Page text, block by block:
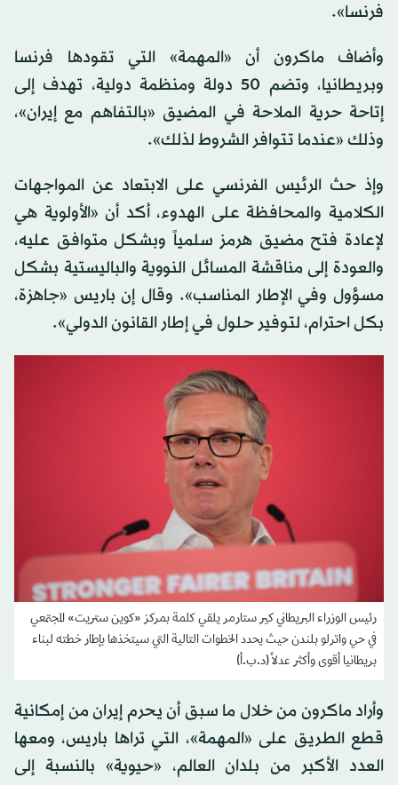
فرنسا».
وأضاف ماكرون أن «المهمة» التي تقودها فرنسا
وبريطانيا، وتضم 50 دولة ومنظمة دولية، تهدف إلى
إتاحة حرية الملاحة في المضيق «بالتفاهم مع إيران»،
وذلك «عندما تتوافر الشروط لذلك».
وإذ حث الرئيس الفرنسي على الابتعاد عن المواجهات
الكلامية والمحافظة على الهدوء، أكد أن «الأولوية هي
لإعادة فتح مضيق هرمز سلمياً وبشكل متوافق عليه،
والعودة إلى مناقشة المسائل النووية والباليستية بشكل
مسؤول وفي الإطار المناسب». وقال إن باريس «جاهزة،
بكل احترام، لتوفير حلول في إطار القانون الدولي».
رئيس الوزراء البريطاني كير ستارمر يلقي كلمة بمركز «كوين ستريت» المجتمعي
في حي واترلو بلندن حيث يحدد الخطوات التالية التي سيتخذها بإطار خطته لبناء
بريطانيا أقوى وأكثر عدلاً (د.ب.أ)
وأراد ماكرون من خلال ما سبق أن يحرم إيران من إمكانية
قطع الطريق على «المهمة»، التي تراها باريس، ومعها
العدد الأكبر من بلدان العالم، «حيوية» بالنسبة إلى